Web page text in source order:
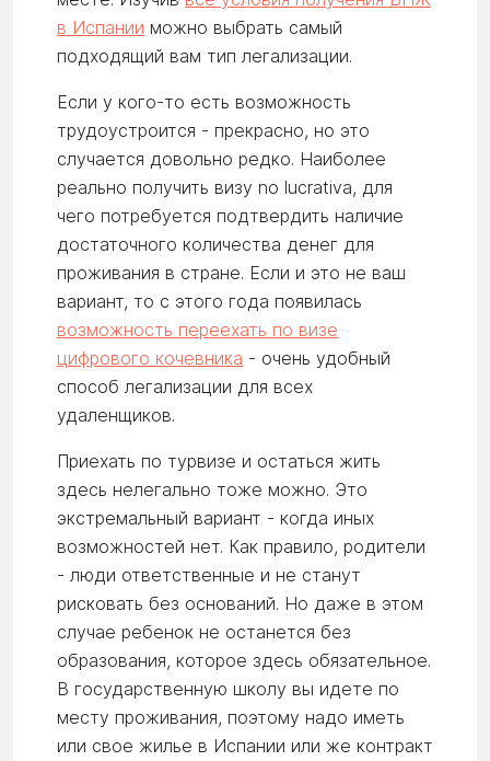
в Испании можно выбрать самый
подходящий вам тип легализации.
Если у кого-то есть возможность
трудоустроится - прекрасно, но это
случается довольно редко. Наиболее
реально получить визу no lucrativa, для
чего потребуется подтвердить наличие
достаточного количества денег для
проживания в стране. Если и это не ваш
вариант, то с этого года появилась
возможность переехать по визе
цифрового кочевника - очень удобный
способ легализации для всех
удаленщиков.
Приехать по турвизе и остаться жить
здесь нелегально тоже можно. Это
экстремальный вариант - когда иных
возможностей нет. Как правило, родители
- люди ответственные и не станут
рисковать без оснований. Но даже в этом
случае ребенок не останется без
образования, которое здесь обязательное.
В государственную школу вы идете по
месту проживания, поэтому надо иметь
или свое жилье в Испании или же контракт